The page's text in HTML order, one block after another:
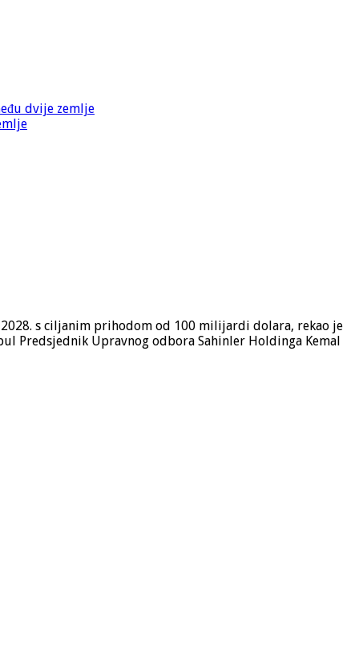
dvije zemlje
s ciljanim prihodom od 100 milijardi dolara, rekao je
Predsjednik Upravnog odbora Sahinler Holdinga Kemal